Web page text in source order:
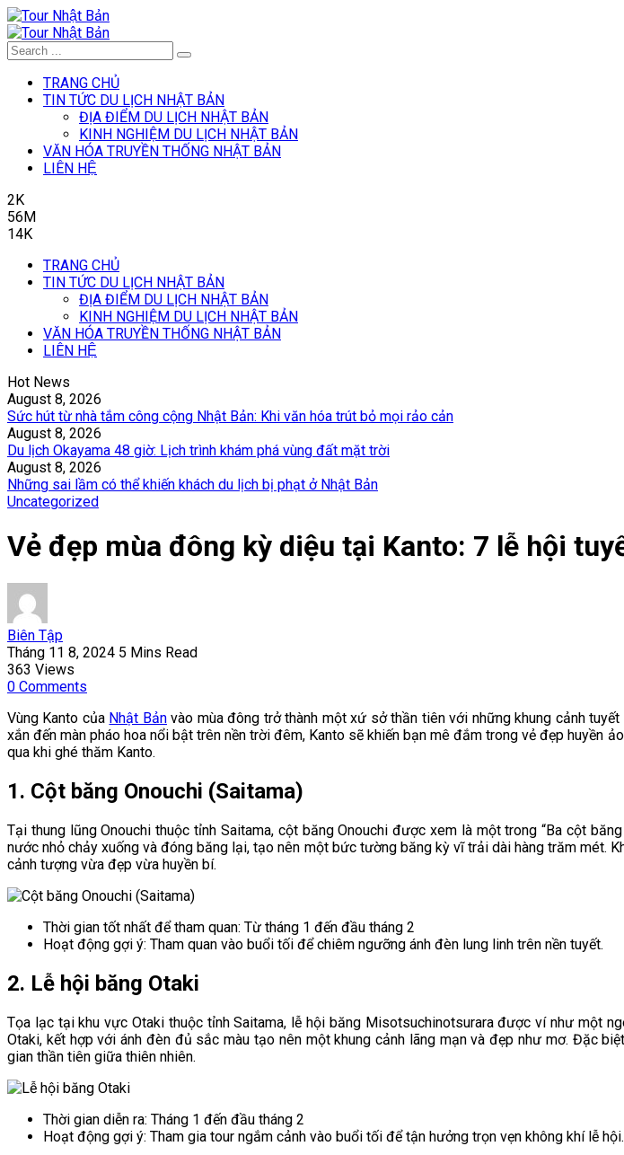
TRANG CHỦ
TIN TỨC DU LỊCH NHẬT BẢN
ĐỊA ĐIỂM DU LỊCH NHẬT BẢN
KINH NGHIỆM DU LỊCH NHẬT BẢN
VĂN HÓA TRUYỀN THỐNG NHẬT BẢN
LIÊN HỆ
2K
56M
14K
TRANG CHỦ
TIN TỨC DU LỊCH NHẬT BẢN
ĐỊA ĐIỂM DU LỊCH NHẬT BẢN
KINH NGHIỆM DU LỊCH NHẬT BẢN
VĂN HÓA TRUYỀN THỐNG NHẬT BẢN
LIÊN HỆ
Hot News
August 8, 2026
Sức hút từ nhà tắm công cộng Nhật Bản: Khi văn hóa trút bỏ mọi rảo cản
August 8, 2026
Du lịch Okayama 48 giờ: Lịch trình khám phá vùng đất mặt trời
August 8, 2026
Những sai lầm có thể khiến khách du lịch bị phạt ở Nhật Bản
Uncategorized
Vẻ đẹp mùa đông kỳ diệu tại Kanto: 7 lễ hội
Biên Tập
Tháng 11 8, 2024 5 Mins Read
363 Views
0 Comments
Vùng Kanto của Nhật Bảnvào mùa đông trở thành một xứ sở thần tiên với những khung cảnh
xắn đến màn pháo hoa nổi bật trên nền trời đêm, Kanto sẽ khiến bạn mê đắm trong vẻ đẹp huyền
qua khi ghé thăm Kanto.
1. Cột băng Onouchi (Saitama)
Tại thung lũng Onouchi thuộc tỉnh Saitama, cột băng Onouchi được xem là một trong “Ba cột
nước nhỏ chảy xuống và đóng băng lại, tạo nên một bức tường băng kỳ vĩ trải dài hàng trăm mét.
cảnh tượng vừa đẹp vừa huyền bí.
Thời gian tốt nhất để tham quan: Từ tháng 1 đến đầu tháng 2
Hoạt động gợi ý: Tham quan vào buổi tối để chiêm ngưỡng ánh đèn lung linh trên nền tuyết.
2. Lễ hội băng Otaki
Tọa lạc tại khu vực Otaki thuộc tỉnh Saitama, lễ hội băng Misotsuchinotsurara được ví như một
Otaki, kết hợp với ánh đèn đủ sắc màu tạo nên một khung cảnh lãng mạn và đẹp như mơ. Đặc
gian thần tiên giữa thiên nhiên.
Thời gian diễn ra: Tháng 1 đến đầu tháng 2
Hoạt động gợi ý: Tham gia tour ngắm cảnh vào buổi tối để tận hưởng trọn vẹn không khí lễ hội.